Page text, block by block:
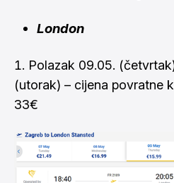
London
Polazak 09.05.
(utorak) – cijena povratne
33€